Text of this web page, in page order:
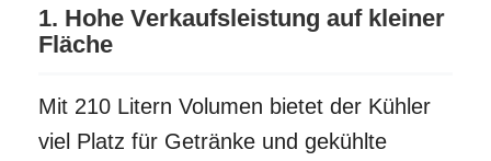
1. Hohe Verkaufsleistung auf kleiner
Fläche
Mit 210 Litern Volumen bietet der Kühler
viel Platz für Getränke und gekühlte